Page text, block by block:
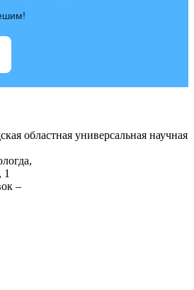
областная универсальная научная
1
–